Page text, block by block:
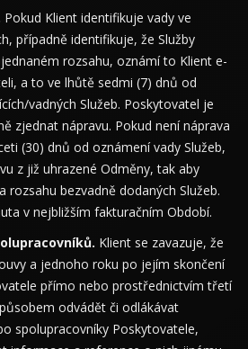
Pokud Klient identifikuje vady ve
případně identifikuje, že Služby
rozsahu, oznámí to Klient e-
a to ve lhůtě sedmi (7) dnů od
vadných Služeb. Poskytovatel je
zjednat nápravu. Pokud není náprava
(30) dnů od oznámení vady Služeb,
z již uhrazené Odměny, tak aby
rozsahu bezvadně dodaných Služeb.
v nejbližším fakturačním Období.
Klient se zavazuje, že
a jednoho roku po jejím skončení
přímo nebo prostřednictvím třetí
odvádět či odlákávat
spolupracovníky Poskytovatele,